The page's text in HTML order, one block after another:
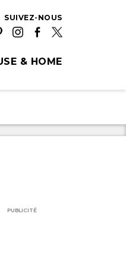
SUIVEZ-NOUS
& HOME
PUBLICITÉ